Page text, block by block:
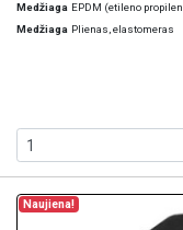
Medžiaga EPDM (etileno
Medžiaga Plienas, elastomeras
Naujiena!